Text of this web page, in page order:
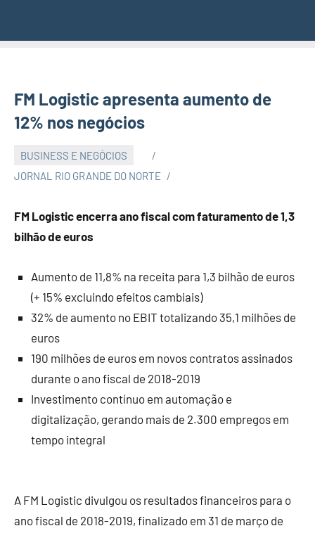
FM Logistic apresenta aumento de
12% nos negócios
BUSINESS E NEGÓCIOS
JORNAL RIO GRANDE DO NORTE
FM Logistic encerra ano fiscal com faturamento de 1,3
bilhão de euros
Aumento de 11,8% na receita para 1,3 bilhão de euros
(+ 15% excluindo efeitos cambiais)
32% de aumento no EBIT totalizando 35,1 milhões de
euros
190 milhões de euros em novos contratos assinados
durante o ano fiscal de 2018-2019
Investimento contínuo em automação e
digitalização, gerando mais de 2.300 empregos em
tempo integral
A FM Logistic divulgou os resultados financeiros para o
ano fiscal de 2018-2019, finalizado em 31 de março de